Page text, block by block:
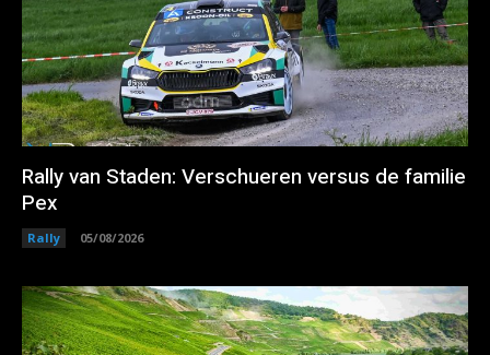
Rally van Staden: Verschueren versus de familie
Pex
Rally 05/08/2026